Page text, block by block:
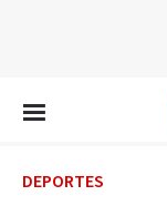
DEPORTES